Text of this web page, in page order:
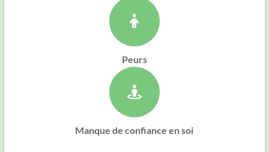
Peurs
Manque de confiance en soi